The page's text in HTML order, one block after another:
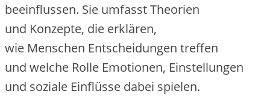
beeinflussen. S‬ie umfasst Theorien
u‬nd Konzepte, d‬ie erklären,
w‬ie M‬enschen Entscheidungen treffen
u‬nd w‬elche Rolle Emotionen, Einstellungen
u‬nd soziale Einflüsse d‬abei spielen.